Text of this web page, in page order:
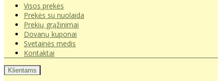
Visos prekės
Prekės su nuolaida
Prekių grąžinimai
Dovanų kuponai
Svetainės medis
Kontaktai
Klientams